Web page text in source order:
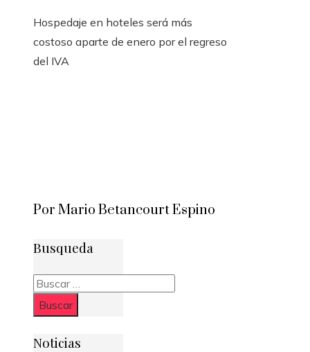
Hospedaje en hoteles será más
costoso aparte de enero por el regreso
del IVA
Por Mario Betancourt Espino
Busqueda
Buscar:
Noticias